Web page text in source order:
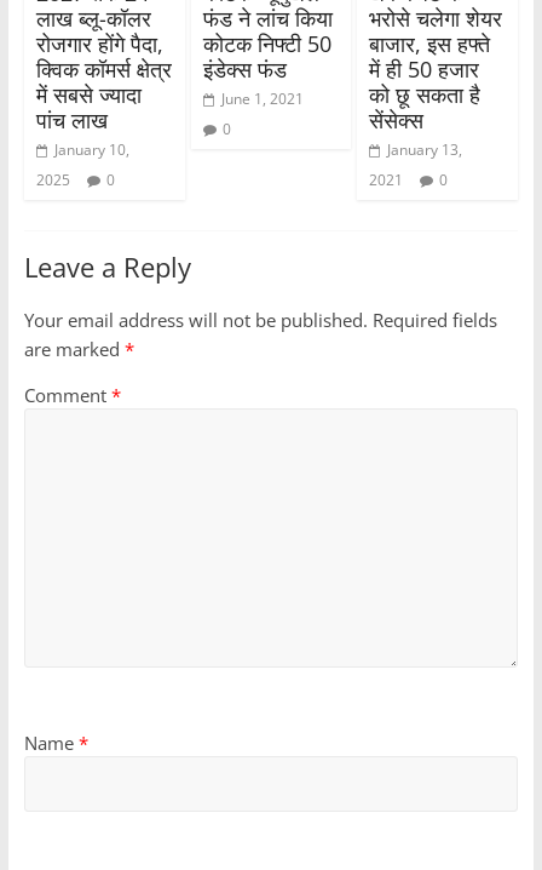
लाख ब्लू-कॉलर
रोजगार होंगे पैदा,
क्विक कॉमर्स क्षेत्र
में सबसे ज्यादा
पांच लाख
January 10,
2025
0
फंड ने लांच किया
कोटक निफ्टी 50
इंडेक्स फंड
June 1, 2021
0
भरोसे चलेगा शेयर
बाजार, इस हफ्ते
में ही 50 हजार
को छू सकता है
सेंसेक्स
January 13,
2021
0
Leave a Reply
Your email address will not be published. Required fields
are marked *
Comment *
Name *